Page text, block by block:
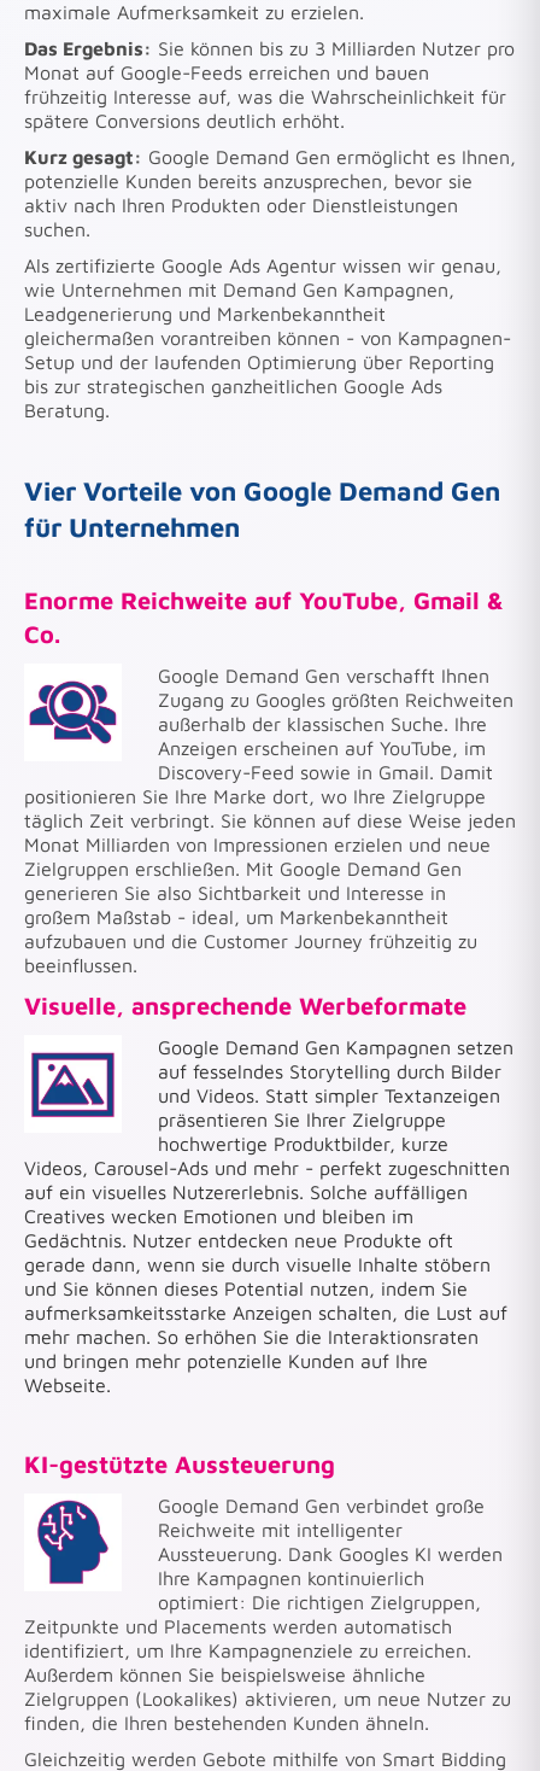
maximale Aufmerksamkeit zu erzielen.
Das Ergebnis: Sie können bis zu 3 Milliarden Nutzer pro
Monat auf Google-Feeds erreichen und bauen
frühzeitig Interesse auf, was die Wahrscheinlichkeit für
spätere Conversions deutlich erhöht.
Kurz gesagt: Google Demand Gen ermöglicht es Ihnen,
potenzielle Kunden bereits anzusprechen, bevor sie
aktiv nach Ihren Produkten oder Dienstleistungen
suchen.
Als zertifizierte Google Ads Agentur wissen wir genau,
wie Unternehmen mit Demand Gen Kampagnen,
Leadgenerierung und Markenbekanntheit
gleichermaßen vorantreiben können - von Kampagnen-
Setup und der laufenden Optimierung über Reporting
bis zur strategischen ganzheitlichen Google Ads
Beratung.
Vier Vorteile von Google Demand Gen
für Unternehmen
Enorme Reichweite auf YouTube, Gmail &
Co.
Google Demand Gen verschafft Ihnen
Zugang zu Googles größten Reichweiten
außerhalb der klassischen Suche. Ihre
Anzeigen erscheinen auf YouTube, im
Discovery-Feed sowie in Gmail. Damit
positionieren Sie Ihre Marke dort, wo Ihre Zielgruppe
täglich Zeit verbringt. Sie können auf diese Weise jeden
Monat Milliarden von Impressionen erzielen und neue
Zielgruppen erschließen. Mit Google Demand Gen
generieren Sie also Sichtbarkeit und Interesse in
großem Maßstab - ideal, um Markenbekanntheit
aufzubauen und die Customer Journey frühzeitig zu
beeinflussen.
Visuelle, ansprechende Werbeformate
Google Demand Gen Kampagnen setzen
auf fesselndes Storytelling durch Bilder
und Videos. Statt simpler Textanzeigen
präsentieren Sie Ihrer Zielgruppe
hochwertige Produktbilder, kurze
Videos, Carousel-Ads und mehr - perfekt zugeschnitten
auf ein visuelles Nutzererlebnis. Solche auffälligen
Creatives wecken Emotionen und bleiben im
Gedächtnis. Nutzer entdecken neue Produkte oft
gerade dann, wenn sie durch visuelle Inhalte stöbern
und Sie können dieses Potential nutzen, indem Sie
aufmerksamkeitsstarke Anzeigen schalten, die Lust auf
mehr machen. So erhöhen Sie die Interaktionsraten
und bringen mehr potenzielle Kunden auf Ihre
Webseite.
KI-gestützte Aussteuerung
Google Demand Gen verbindet große
Reichweite mit intelligenter
Aussteuerung. Dank Googles KI werden
Ihre Kampagnen kontinuierlich
optimiert: Die richtigen Zielgruppen,
Zeitpunkte und Placements werden automatisch
identifiziert, um Ihre Kampagnenziele zu erreichen.
Außerdem können Sie beispielsweise ähnliche
Zielgruppen (Lookalikes) aktivieren, um neue Nutzer zu
finden, die Ihren bestehenden Kunden ähneln.
Gleichzeitig werden Gebote mithilfe von Smart Bidding